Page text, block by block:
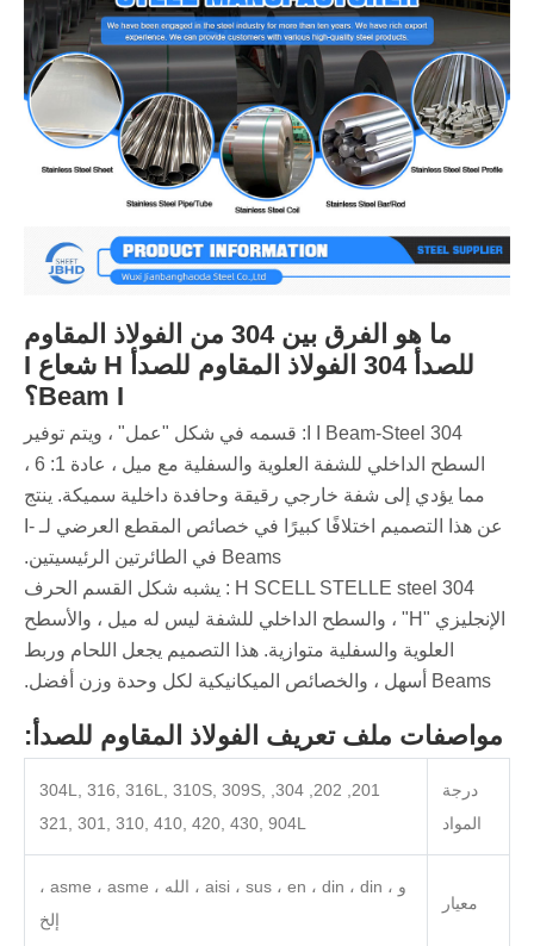
ما هو الفرق بين 304 من الفولاذ المقاوم
للصدأ 304 الفولاذ المقاوم للصدأ H شعاع I
Beam I؟
‌304 I I Beam-Steel: قسمه في شكل "عمل" ، ويتم توفير
السطح الداخلي للشفة العلوية والسفلية مع ميل ، عادة 1: 6 ،
مما يؤدي إلى شفة خارجي رقيقة وحافدة داخلية سميكة. ينتج
عن هذا التصميم اختلافًا كبيرًا في خصائص المقطع العرضي لـ I-
Beams في الطائرتين الرئيسيتين.
304 ‌H SCELL STELLE steel ‌: يشبه شكل القسم الحرف
الإنجليزي "H" ، والسطح الداخلي للشفة ليس له ميل ، والأسطح
العلوية والسفلية متوازية. هذا التصميم يجعل اللحام وربط
Beams أسهل ، والخصائص الميكانيكية لكل وحدة وزن أفضل.
مواصفات ملف تعريف الفولاذ المقاوم للصدأ:
درجة
المواد
201, 202, 304, 304L, 316, 316L, 310S, 309S,
321, 301, 310, 410, 420, 430, 904L
معيار
و ، aisi ، sus ، en ، din ، din ، الله ، asme ، asme ،
إلخ